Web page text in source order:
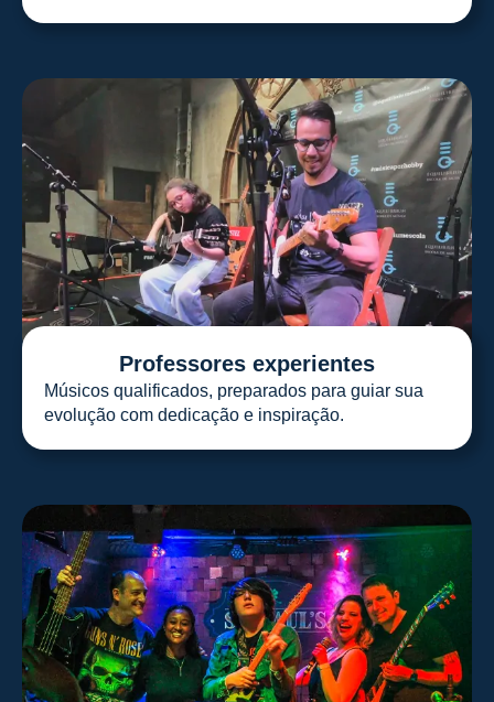
Professores experientes
Músicos qualificados, preparados para guiar sua
evolução com dedicação e inspiração.